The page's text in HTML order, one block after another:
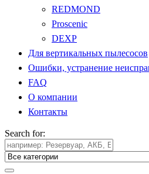
REDMOND
Proscenic
DEXP
Для вертикальных пылесосов
Ошибки, устранение
FAQ
О компании
Контакты
Search for: